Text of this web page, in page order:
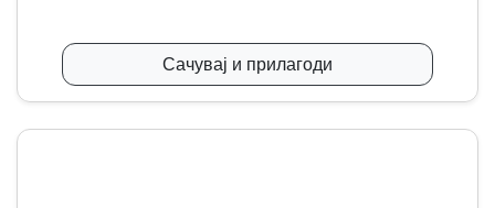
Сачувај и прилагоди